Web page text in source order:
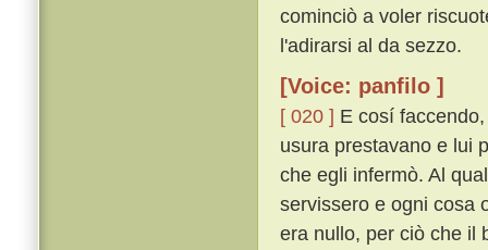
cominciò a voler
l'adirarsi al da sezzo.
[Voice: panfilo ]
[ 020 ] E cosí
usura prestavano e lui
che egli infermò. Al
servissero e ogni cosa
era nullo, per ciò che il